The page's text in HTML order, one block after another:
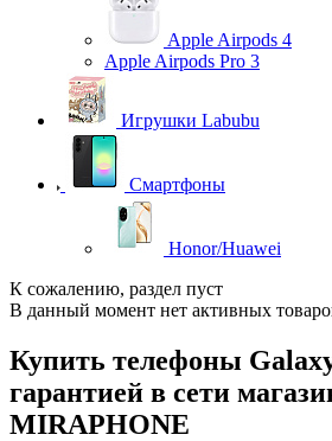
Apple Airpods 4
Apple Airpods Pro 3
Игрушки Labubu
Смартфоны
Honor/Huawei
К сожалению, раздел пуст
В данный момент нет активных
Купить телефоны
гарантией в сети
MIRAPHONE